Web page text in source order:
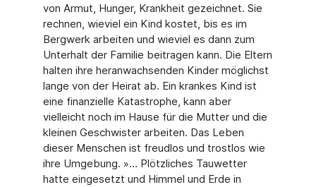
von Armut, Hunger, Krankheit gezeichnet. Sie
rechnen, wieviel ein Kind kostet, bis es im
Bergwerk arbeiten und wieviel es dann zum
Unterhalt der Familie beitragen kann. Die Eltern
halten ihre heranwachsenden Kinder möglichst
lange von der Heirat ab. Ein krankes Kind ist
eine finanzielle Katastrophe, kann aber
vielleicht noch im Hause für die Mutter und die
kleinen Geschwister arbeiten. Das Leben
dieser Menschen ist freudlos und trostlos wie
ihre Umgebung. »… Plötzliches Tauwetter
hatte eingesetzt und Himmel und Erde in